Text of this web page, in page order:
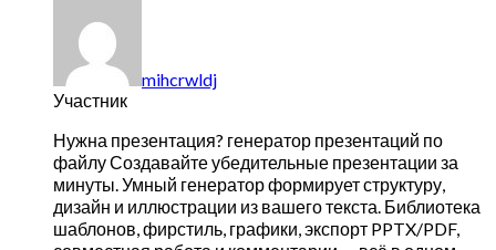
mihcrwldj
Участник
Нужна презентация? генератор презентаций по
файлу Создавайте убедительные презентации за
минуты. Умный генератор формирует структуру,
дизайн и иллюстрации из вашего текста. Библиотека
шаблонов, фирстиль, графики, экспорт PPTX/PDF,